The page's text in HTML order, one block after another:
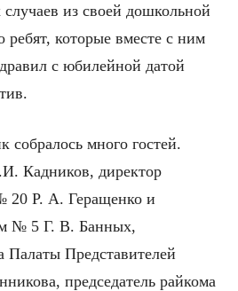
из своей дошкольной
ребят, которые вместе с ним
с юбилейной датой
собралось много гостей.
Кадников, директор
20 Р. А. Геращенко и
№ 5 Г. В. Банных,
Представителей
председатель райкома